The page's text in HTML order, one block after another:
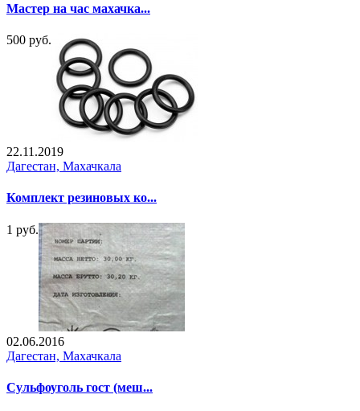
Мастер на час махачка...
500 руб.
22.11.2019
Дагестан, Махачкала
Комплект резиновых ко...
1 руб.
02.06.2016
Дагестан, Махачкала
Сульфоуголь гост (меш...